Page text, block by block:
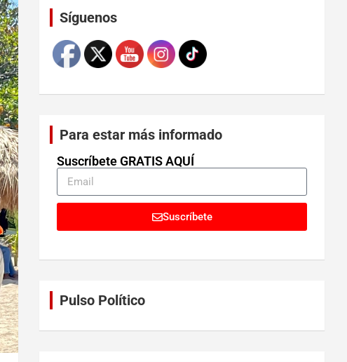
SíguenosSet Youtube Channel ID
Para estar más informado
Suscríbete GRATIS AQUÍ
Suscríbete
Pulso Político